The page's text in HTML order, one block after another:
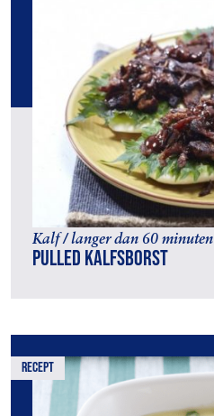
Kalf / langer dan 60 minuten
Pulled kalfsborst
recept